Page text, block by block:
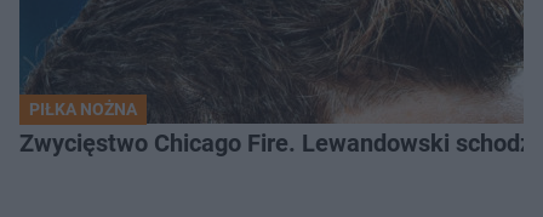
PIŁKA NOŻNA
Zwycięstwo Chicago Fire. Lewandowski